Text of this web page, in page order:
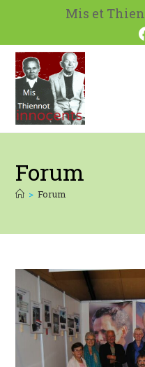
content
Mis et
Forum
> Forum